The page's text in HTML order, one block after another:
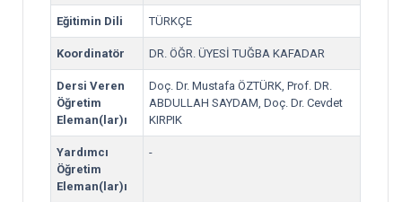
Eğitimin Dili TÜRKÇE
Koordinatör DR. ÖĞR. ÜYESİ TUĞBA KAFADAR
Dersi Veren
Öğretim
Eleman(lar)ı
Doç. Dr. Mustafa ÖZTÜRK, Prof. DR.
ABDULLAH SAYDAM, Doç. Dr. Cevdet
KIRPIK
Yardımcı
Öğretim
Eleman(lar)ı
-